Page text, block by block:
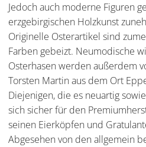
Jedoch auch moderne Figuren
erzgebirgischen Holzkunst
Originelle Osterartikel sind
Farben gebeizt. Neumodische
Osterhasen werden außerdem
Torsten Martin aus dem Ort
Diejenigen, die es neuartig
sich sicher für den
seinen Eierköpfen und
Abgesehen von den allgemein